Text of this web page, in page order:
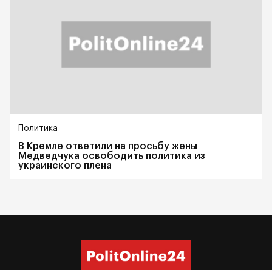
Политика
В Кремле ответили на просьбу жены
Медведчука освободить политика из
украинского плена